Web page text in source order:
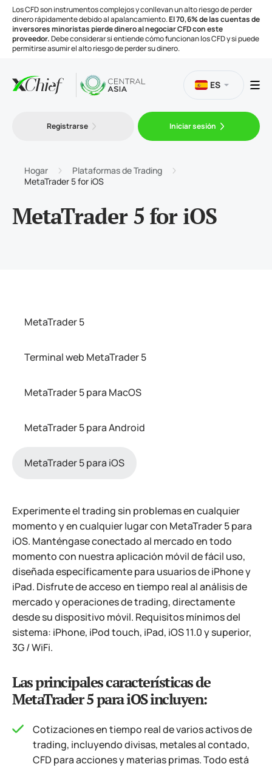
Los CFD son instrumentos complejos y conllevan un alto riesgo de perder
dinero rápidamente debido al apalancamiento.El 70,6% de las cuentas de
inversores minoristas pierde dinero al negociar CFD con este
proveedor.Debe considerar si entiende cómo funcionan los CFD y si puede
permitirse asumir el alto riesgo de perder su dinero.
ES
Registrarse Iniciar sesión
Hogar
Plataformas de Trading
MetaTrader 5 for iOS
MetaTrader 5 for iOS
MetaTrader 5
Terminal web MetaTrader 5
MetaTrader 5 para MacOS
MetaTrader 5 para Android
MetaTrader 5 para iOS
Experimente el trading sin problemas en cualquier
momento y en cualquier lugar con MetaTrader 5 para
iOS. Manténgase conectado al mercado en todo
momento con nuestra aplicación móvil de fácil uso,
diseñada específicamente para usuarios de iPhone y
iPad. Disfrute de acceso en tiempo real al análisis de
mercado y operaciones de trading, directamente
desde su dispositivo móvil. Requisitos mínimos del
sistema: iPhone, iPod touch, iPad, iOS 11.0 y superior,
3G / WiFi.
Las principales características de
MetaTrader 5 para iOS incluyen:
Cotizaciones en tiempo real de varios activos de
trading, incluyendo divisas, metales al contado,
CFD para acciones y materias primas. Todo está